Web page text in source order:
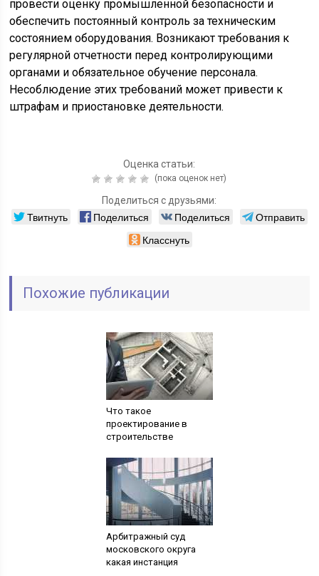
провести оценку промышленной безопасности и
обеспечить постоянный контроль за техническим
состоянием оборудования. Возникают требования к
регулярной отчетности перед контролирующими
органами и обязательное обучение персонала.
Несоблюдение этих требований может привести к
штрафам и приостановке деятельности.
Оценка статьи:
(пока оценок нет)
Поделиться с друзьями:
Твитнуть Поделиться Поделиться
Отправить
Класснуть
Похожие публикации
Что такое
проектирование в
строительстве
Арбитражный суд
московского округа
какая инстанция